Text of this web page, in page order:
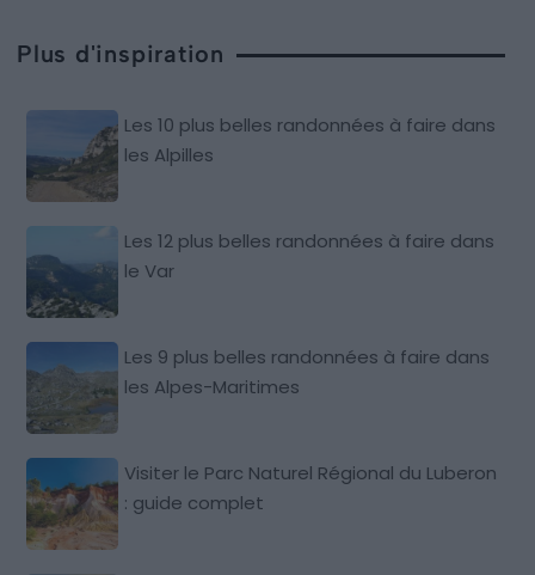
Plus d'inspiration
Les 10 plus belles randonnées à faire dans
les Alpilles
Les 12 plus belles randonnées à faire dans
le Var
Les 9 plus belles randonnées à faire dans
les Alpes-Maritimes
Visiter le Parc Naturel Régional du Luberon
: guide complet